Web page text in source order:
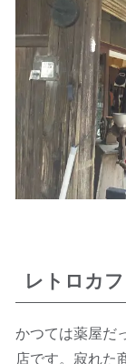
レトロカ
かつては薬屋だ
店です。寂れた